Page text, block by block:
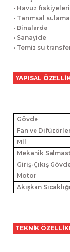
• Havuz
• Tarımsal
• Binalarda
• Sanayide
• Temiz su
YAPISAL
Gövde
Fan ve Difüzörler
Mil
Mekanik
Giriş-Çıkış
Motor
Akışkan Sıcaklığı
TEKNİK